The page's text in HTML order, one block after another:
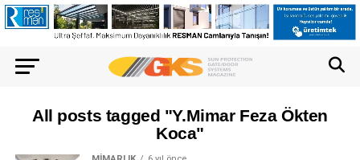
All posts tagged "Y.Mimar Feza Ökten
Koca"